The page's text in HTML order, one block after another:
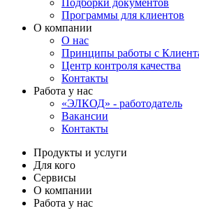
Подборки документов
Программы для клиентов
О компании
О нас
Принципы работы с
Центр контроля качества
Контакты
Работа у нас
«ЭЛКОД» - работодатель
Вакансии
Контакты
Продукты и услуги
Для кого
Сервисы
О компании
Работа у нас